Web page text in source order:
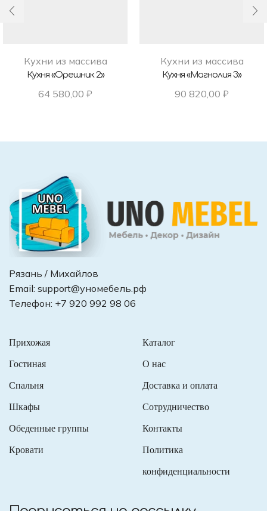
Кухни из массива
Кухня «Орешник 2»
64 580,00 ₽
Кухни из массива
Кухня «Магнолия 3»
90 820,00 ₽
Рязань / Михайлов
Email: support@уномебель.рф
Телефон: +7 920 992 98 06
Прихожая
Гостиная
Спальня
Шкафы
Обеденные группы
Кровати
Каталог
О нас
Доставка и оплата
Сотрудничество
Контакты
Политика
конфиденциальности